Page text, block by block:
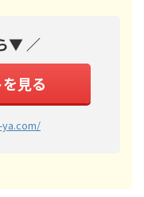
▼ ／
見る